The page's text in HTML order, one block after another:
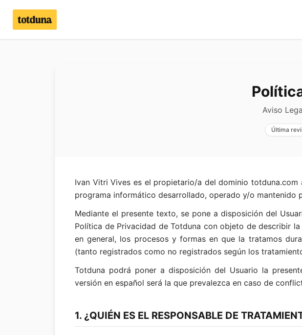
Aviso
Última
Ivan Vitri Vives es el propietario/a del dominio
programa informático desarrollado, operado y/o mantenido
Mediante el presente texto, se pone a disposición del
Política de Privacidad de Totduna con objeto de describir
en general, los procesos y formas en que la tratamos
(tanto registrados como no registrados según los
Totduna podrá poner a disposición del Usuario la
versión en español será la que prevalezca en caso de
1. ¿QUIÉN ES EL RESPONSABLE DE